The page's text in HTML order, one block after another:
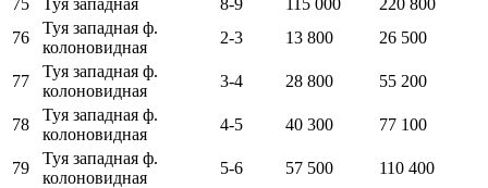
76
Туя западная ф.
колоновидная
2-3 13 800 26 500
77
Туя западная ф.
колоновидная
3-4 28 800 55 200
78
Туя западная ф.
колоновидная
4-5 40 300 77 100
79
Туя западная ф.
колоновидная
5-6 57 500 110 400